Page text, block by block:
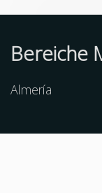
Bereiche
Almería